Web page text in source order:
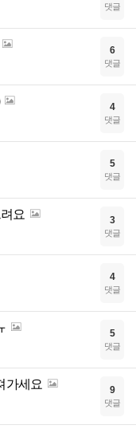
댓글
6
댓글
4
댓글
5
댓글
요 3
댓글
4
댓글
5
댓글
가세요 9
댓글